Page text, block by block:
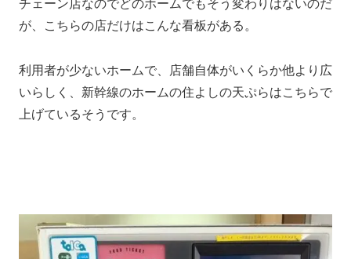
チェーン店なのでどのホームでもそう変わりはないのだ
が、こちらの店だけはこんな看板がある。
利用者が少ないホームで、店舗自体がいくらか他より広
いらしく、新幹線のホームの住よしの天ぷらはこちらで
上げているそうです。